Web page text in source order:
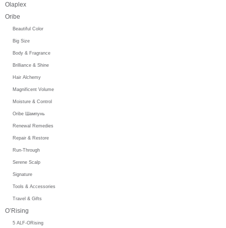
Olaplex
Oribe
Beautiful Color
Big Size
Body & Fragrance
Brilliance & Shine
Hair Alchemy
Magnificent Volume
Moisture & Control
Oribe Шампунь
Renewal Remedies
Repair & Restore
Run-Through
Serene Scalp
Signature
Tools & Accessories
Travel & Gifts
O’Rising
5 ALF-ORising